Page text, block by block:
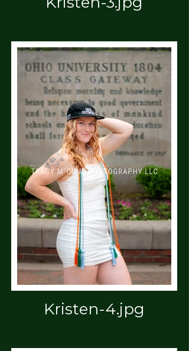
Kristen-4.jpg